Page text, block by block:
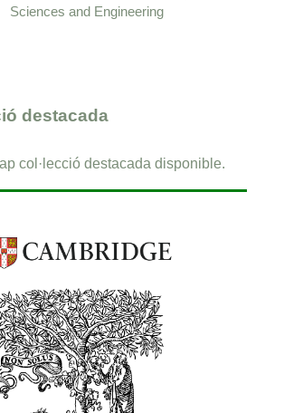
Sciences and Engineering
destacada
col·lecció destacada disponible.